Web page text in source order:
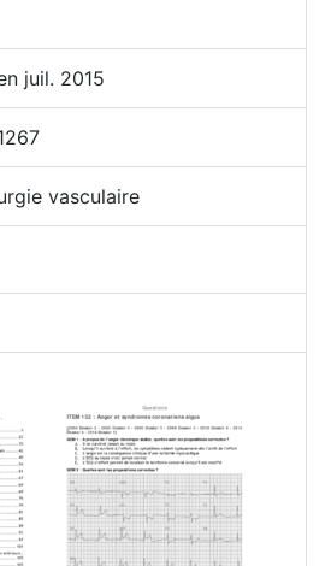
juil. 2015
vasculaire